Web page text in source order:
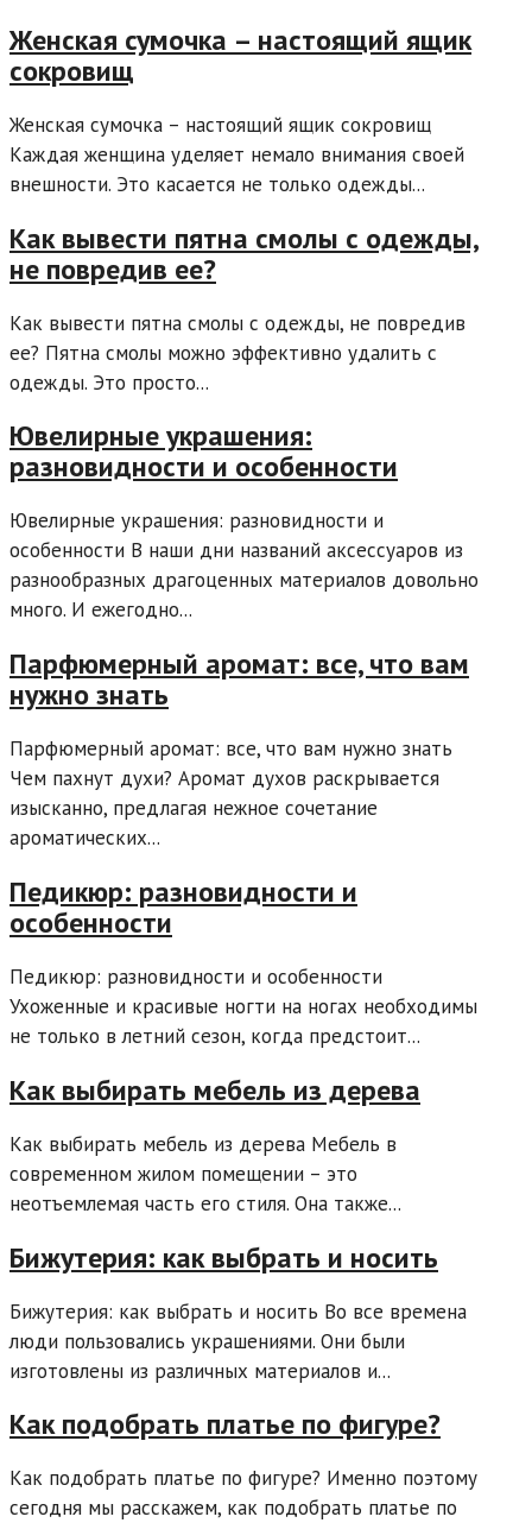
Женская сумочка – настоящий ящик
сокровищ
Женская сумочка – настоящий ящик сокровищ
Каждая женщина уделяет немало внимания своей
внешности. Это касается не только одежды...
Как вывести пятна смолы с одежды,
не повредив ее?
Как вывести пятна смолы с одежды, не повредив
ее? Пятна смолы можно эффективно удалить с
одежды. Это просто...
Ювелирные украшения:
разновидности и особенности
Ювелирные украшения: разновидности и
особенности В наши дни названий аксессуаров из
разнообразных драгоценных материалов довольно
много. И ежегодно...
Парфюмерный аромат: все, что вам
нужно знать
Парфюмерный аромат: все, что вам нужно знать
Чем пахнут духи? Аромат духов раскрывается
изысканно, предлагая нежное сочетание
ароматических...
Педикюр: разновидности и
особенности
Педикюр: разновидности и особенности
Ухоженные и красивые ногти на ногах необходимы
не только в летний сезон, когда предстоит...
Как выбирать мебель из дерева
Как выбирать мебель из дерева Мебель в
современном жилом помещении – это
неотъемлемая часть его стиля. Она также...
Бижутерия: как выбрать и носить
Бижутерия: как выбрать и носить Во все времена
люди пользовались украшениями. Они были
изготовлены из различных материалов и...
Как подобрать платье по фигуре?
Как подобрать платье по фигуре? Именно поэтому
сегодня мы расскажем, как подобрать платье по